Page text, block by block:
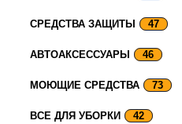
СРЕДСТВА ЗАЩИТЫ 47
АВТОАКСЕССУАРЫ 46
МОЮЩИЕ СРЕДСТВА 73
ВСЕ ДЛЯ УБОРКИ 42